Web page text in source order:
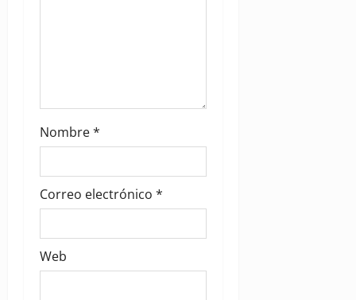
Nombre*
Correo electrónico *
Web